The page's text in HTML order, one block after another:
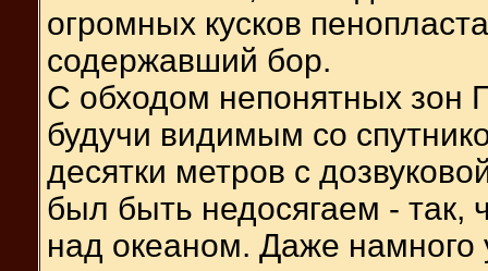
огромных кусков
содержавший бор.
С обходом непонятных зон
будучи видимым со
десятки метров с
был быть недосягаем - так,
над океаном. Даже намного